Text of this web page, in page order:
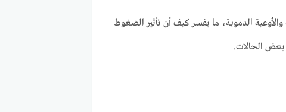
الدموية، ما يفسر كيف أن تأثير الضغوط
بعض الحالات.